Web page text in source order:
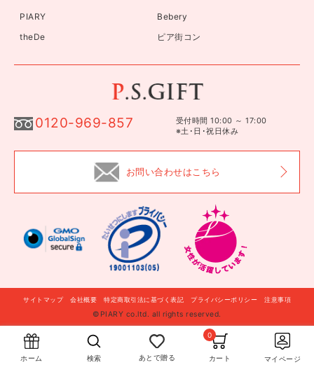
ホーム 検索 あとで贈る カート
0
マイページ
自分に贈る このギフトを贈る
PIARY
Bebery
theDe
ピア街コン
0120-969-857
受付時間 10:00 ～ 17:00
※土･日･祝日休み
お問い合わせはこちら
サイトマップ 会社概要 特定商取引法に基づく表記 プライバシーポリシー 注意事項
©PIARY co.ltd. all rights reserved.